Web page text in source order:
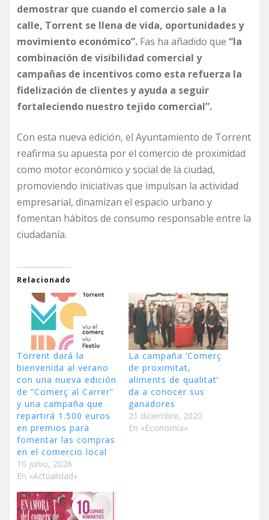
demostrar que cuando el comercio sale a la
calle, Torrent se llena de vida, oportunidades y
movimiento económico”. Fas ha añadido que “la
combinación de visibilidad comercial y
campañas de incentivos como esta refuerza la
fidelización de clientes y ayuda a seguir
fortaleciendo nuestro tejido comercial”.
Con esta nueva edición, el Ayuntamiento de Torrent
reafirma su apuesta por el comercio de proximidad
como motor económico y social de la ciudad,
promoviendo iniciativas que impulsan la actividad
empresarial, dinamizan el espacio urbano y
fomentan hábitos de consumo responsable entre la
ciudadanía.
Relacionado
Torrent dará la
bienvenida al verano
con una nueva edición
de “Comerç al Carrer”
y una campaña que
repartirá 1.500 euros
en premios para
fomentar las compras
en el comercio local
10 junio, 2026
En «Actualidad»
La campaña ‘Comerç
de proximitat,
aliments de qualitat’
da a conocer sus
ganadores
21 diciembre, 2020
En «Economía»